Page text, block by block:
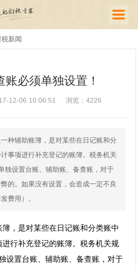
代理记账
厦门落户
关于我们
诚聘英才
企业登录
税新闻
账必须单独设置！
12-06 10:06:51 浏览：4226
种辅助账簿，是对某些在日记账和分
事项进行补充登记的账簿。税务机关
独设置台账、辅助账、备查账，对于
的。如果没有设置，会造成一定不良
费用）。
，是对某些在日记账和分类账中
行补充登记的账簿。税务机关规
设置台账、辅助账、备查账，对于